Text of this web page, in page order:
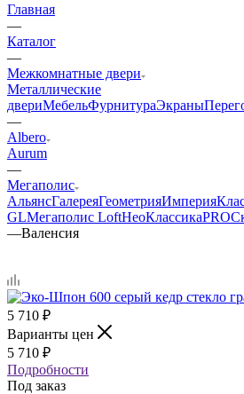
Главная
—
Каталог
—
Межкомнатные двери
Металлические
двериМебельФурнитураЭкраны
—
Albero
Aurum
—
Мегаполис
АльянсГалереяГеометрияИмперия
GLМегаполис LoftНеоКлассикаPRO
—Валенсия
5 710 ₽
Варианты цен
5 710 ₽
Подробности
Под заказ